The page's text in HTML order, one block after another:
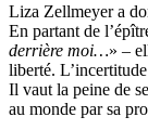
Liza Zellmeyer a
En partant de
derrière moi…» –
liberté.
Il vaut la peine de
au monde par sa